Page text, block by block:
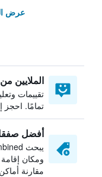
عرض
الملايين
تقييمات
تمامًا. احجز
أفضل
ومكان
مقارنة أماكن